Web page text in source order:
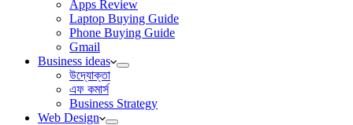
Apps Review
Laptop Buying Guide
Phone Buying Guide
Gmail
Business ideas
উদ্যোক্তা
এফ কমার্স
Business Strategy
Web Design